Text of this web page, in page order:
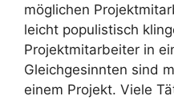
möglichen
leicht populistisch
Projektmitarbeiter in
Gleichgesinnten sind
einem Projekt. Viele